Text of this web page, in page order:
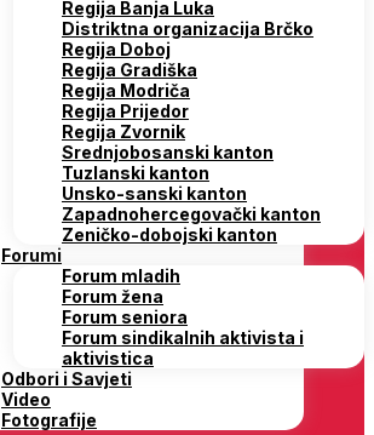
Regija Banja Luka
Distriktna organizacija Brčko
Regija Doboj
Regija Gradiška
Regija Modriča
Regija Prijedor
Regija Zvornik
Srednjobosanski kanton
Tuzlanski kanton
Unsko-sanski kanton
Zapadnohercegovački kanton
Zeničko-dobojski kanton
Forumi
Forum mladih
Forum žena
Forum seniora
Forum sindikalnih aktivista i
aktivistica
Odbori i Savjeti
Video
Fotografije